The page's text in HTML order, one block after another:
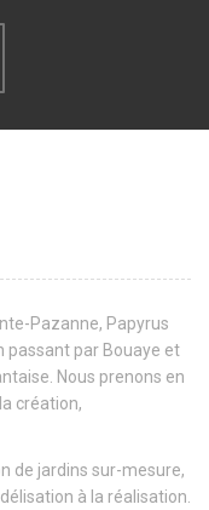
Pazanne, Papyrus
passant par Bouaye et
Nous prenons en
création,
de jardins sur-mesure,
à la réalisation.